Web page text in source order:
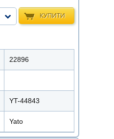
КУПИТИ
22896
YT-44843
Yato